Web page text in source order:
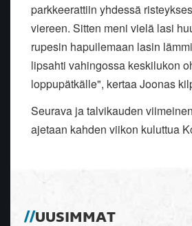
parkkeerattiin yhdessä
viereen. Sitten meni vielä lasi
rupesin hapuilemaan lasin
lipsahti vahingossa keskilukon
loppupätkälle", kertaa Joonas
Seurava ja talvikauden
ajetaan kahden viikon kuluttua
UUSIMMAT